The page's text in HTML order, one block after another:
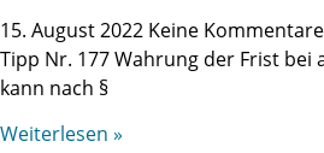
15. August 2022 Keine Kommentare
Tipp Nr. 177 Wahrung der Frist
kann nach §
Weiterlesen »